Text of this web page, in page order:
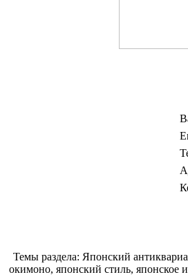
Темы раздела: Японский
окимоно, японский стиль, японское